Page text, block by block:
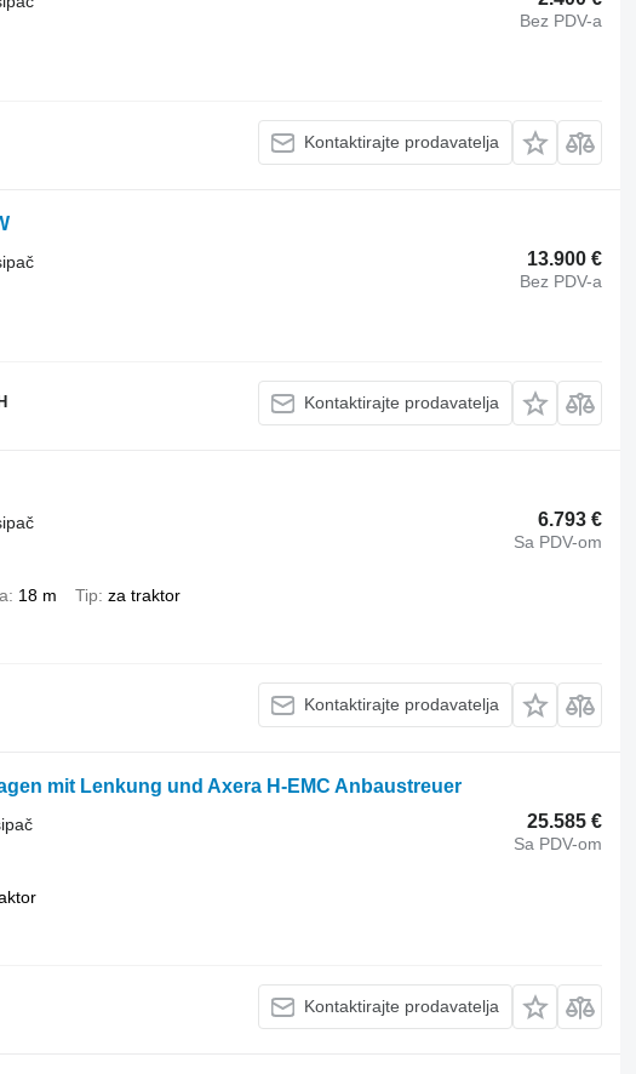
Bez PDV-a
Kontaktirajte prodavatelja
13.900 €
Bez PDV-a
Kontaktirajte prodavatelja
6.793 €
Sa PDV-om
18 m Tip za traktor
Kontaktirajte prodavatelja
mit Lenkung und Axera H-EMC Anbaustreuer
25.585 €
Sa PDV-om
Kontaktirajte prodavatelja